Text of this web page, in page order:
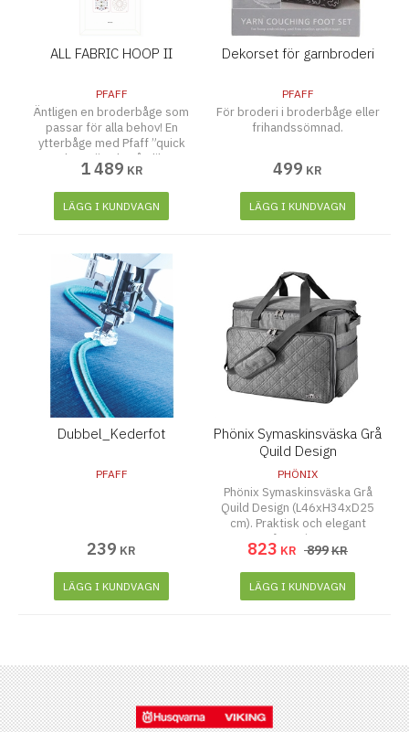
ALL FABRIC HOOP II
PFAFF
Äntligen en broderbåge som
passar för alla behov! En
ytterbåge med Pfaff ”quick
release” och två olika
innerbågar gör det enkelt att
brodera med Pfaff
1 489 KR
LÄGG I KUNDVAGN
Dekorset för garnbroderi
PFAFF
För broderi i broderbåge eller
frihandssömnad.
499 KR
LÄGG I KUNDVAGN
Dubbel_Kederfot
PFAFF
239 KR
LÄGG I KUNDVAGN
Phönix Symaskinsväska Grå
Quild Design
(L46xH34xD25 cm)
PHÖNIX
Phönix Symaskinsväska Grå
Quild Design (L46xH34xD25
cm). Praktisk och elegant
förvaring.
823 KR 899KR
LÄGG I KUNDVAGN